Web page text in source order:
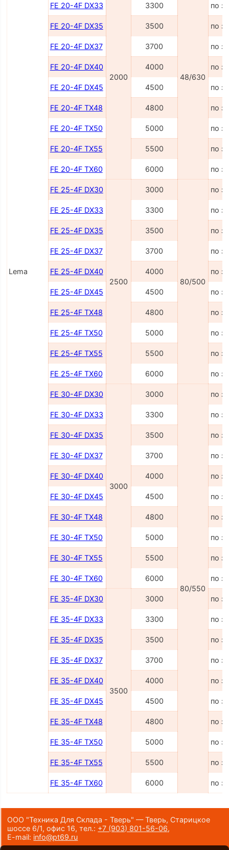
Lema
2000 48/630
FE 20-4F DX33 3300 по
FE 20-4F DX35 3500 по
FE 20-4F DX37 3700 по
FE 20-4F DX40 4000 по
FE 20-4F DX45 4500 по
FE 20-4F TX48 4800 по
FE 20-4F TX50 5000 по
FE 20-4F TX55 5500 по
FE 20-4F TX60 6000 по
FE 25-4F DX30
2500
3000
80/500
по
FE 25-4F DX33 3300 по
FE 25-4F DX35 3500 по
FE 25-4F DX37 3700 по
FE 25-4F DX40 4000 по
FE 25-4F DX45 4500 по
FE 25-4F TX48 4800 по
FE 25-4F TX50 5000 по
FE 25-4F TX55 5500 по
FE 25-4F TX60 6000 по
FE 30-4F DX30
3000
3000
80/550
по
FE 30-4F DX33 3300 по
FE 30-4F DX35 3500 по
FE 30-4F DX37 3700 по
FE 30-4F DX40 4000 по
FE 30-4F DX45 4500 по
FE 30-4F TX48 4800 по
FE 30-4F TX50 5000 по
FE 30-4F TX55 5500 по
FE 30-4F TX60 6000 по
FE 35-4F DX30
3500
3000 по
FE 35-4F DX33 3300 по
FE 35-4F DX35 3500 по
FE 35-4F DX37 3700 по
FE 35-4F DX40 4000 по
FE 35-4F DX45 4500 по
FE 35-4F TX48 4800 по
FE 35-4F TX50 5000 по
FE 35-4F TX55 5500 по
FE 35-4F TX60 6000 по
ООО "Техника Для Склада - Тверь" — Тверь, Старицкое
шоссе 6/1, офис 16,тел.: +7 (903) 801-56-06,
E-mail: info@pt69.ru